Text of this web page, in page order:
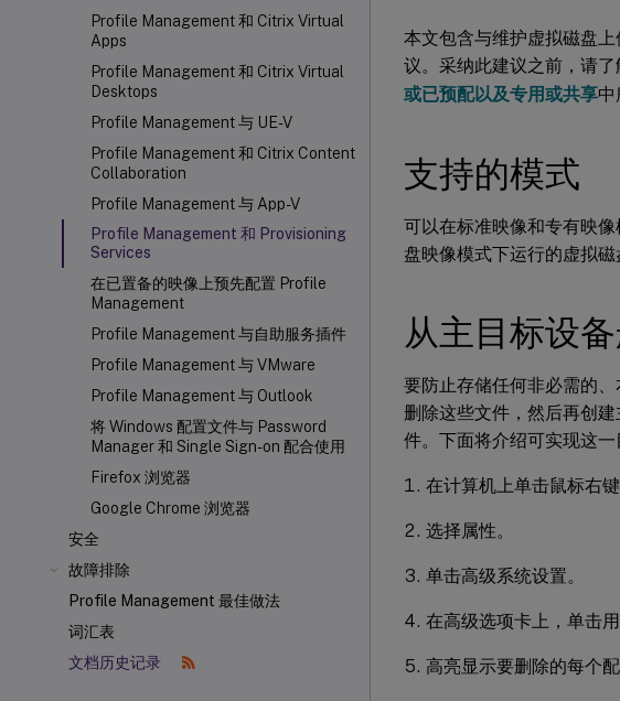
Profile Management 和 Citrix Virtual
Apps
Profile Management 和 Citrix Virtual
Desktops
Profile Management 与 UE-V
Profile Management 和 Citrix Content
Collaboration
Profile Management 与 App-V
Profile Management 和 Provisioning
Services
在已置备的映像上预先配置 Profile
Management
Profile Management 与自助服务插件
Profile Management 与 VMware
Profile Management 与 Outlook
将 Windows 配置文件与 Password
Manager 和 Single Sign-on 配合使用
Firefox 浏览器
Google Chrome 浏览器
安全
故障排除
Profile Management 最佳做法
词汇表
文档历史记录
本文包含与维护虚拟磁盘
议。采纳此建议之前，请
或已预配以及专用或共享中
支持的模式
可以在标准映像和专有映
盘映像模式下运行的虚拟磁
从主目标设
要防止存储任何非必需的
删除这些文件，然后再创
件。下面将介绍可实现这
在计算机上单击鼠标右键
选择属性。
单击高级系统设置。
在高级选项卡上，单击
高亮显示要删除的每个